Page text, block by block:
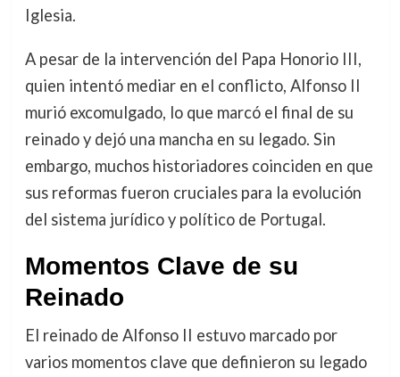
Iglesia.
A pesar de la intervención del Papa Honorio III,
quien intentó mediar en el conflicto, Alfonso II
murió excomulgado, lo que marcó el final de su
reinado y dejó una mancha en su legado. Sin
embargo, muchos historiadores coinciden en que
sus reformas fueron cruciales para la evolución
del sistema jurídico y político de Portugal.
Momentos Clave de su
Reinado
El reinado de Alfonso II estuvo marcado por
varios momentos clave que definieron su legado